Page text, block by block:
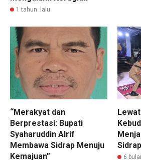
1 tahun lalu
“Merakyat dan
Berprestasi: Bupati
Syaharuddin Alrif
Membawa Sidrap Menuju
Kemajuan”
Sidrap
6